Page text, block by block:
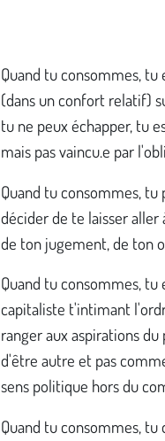
Quand tu consommes,
(dans un confort relatif)
tu ne peux échapper, tu
mais pas vaincu.e par
Quand tu consommes,
décider de te laisser aller
de ton jugement, de ton
Quand tu consommes,
capitaliste t'intimant
ranger aux aspirations
d'être autre et pas
sens politique hors du
Quand tu consommes, tu